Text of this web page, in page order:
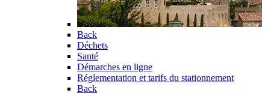
Back
Déchets
Santé
Démarches en ligne
Réglementation et tarifs du stationnement
Back